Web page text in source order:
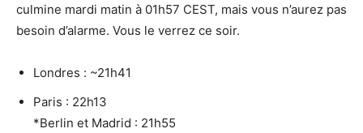
culmine mardi matin à 01h57 CEST, mais vous n’aurez pas
besoin d’alarme. Vous le verrez ce soir.
Londres : ~21h41
Paris : 22h13
*Berlin et Madrid : 21h55